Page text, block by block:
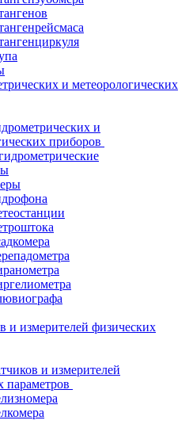
и метеорологических
и
приборов
и измерителей физических
и измерителей
параметров